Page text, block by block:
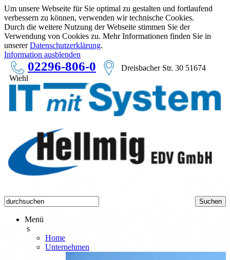
Um unsere Webseite für Sie optimal zu gestalten und fortlaufend
verbessern zu können, verwenden wir technische Cookies.
Durch die weitere Nutzung der Webseite stimmen Sie der
Verwendung von Cookies zu. Mehr Informationen finden Sie in
unsererDatenschutzerklärung.
Information ausblenden
02296-806-0
Dreisbacher Str. 30 51674
Wiehl
Menü
s
Home
Unternehmen